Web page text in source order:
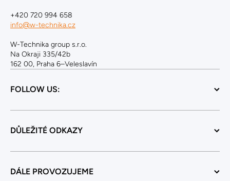
+420 720 994 658
info@w-technika.cz
W-Technika group s.r.o.
Na Okraji 335/42b
162 00, Praha 6–Veleslavín
FOLLOW US:
DŮLEŽITÉ ODKAZY
DÁLE PROVOZUJEME